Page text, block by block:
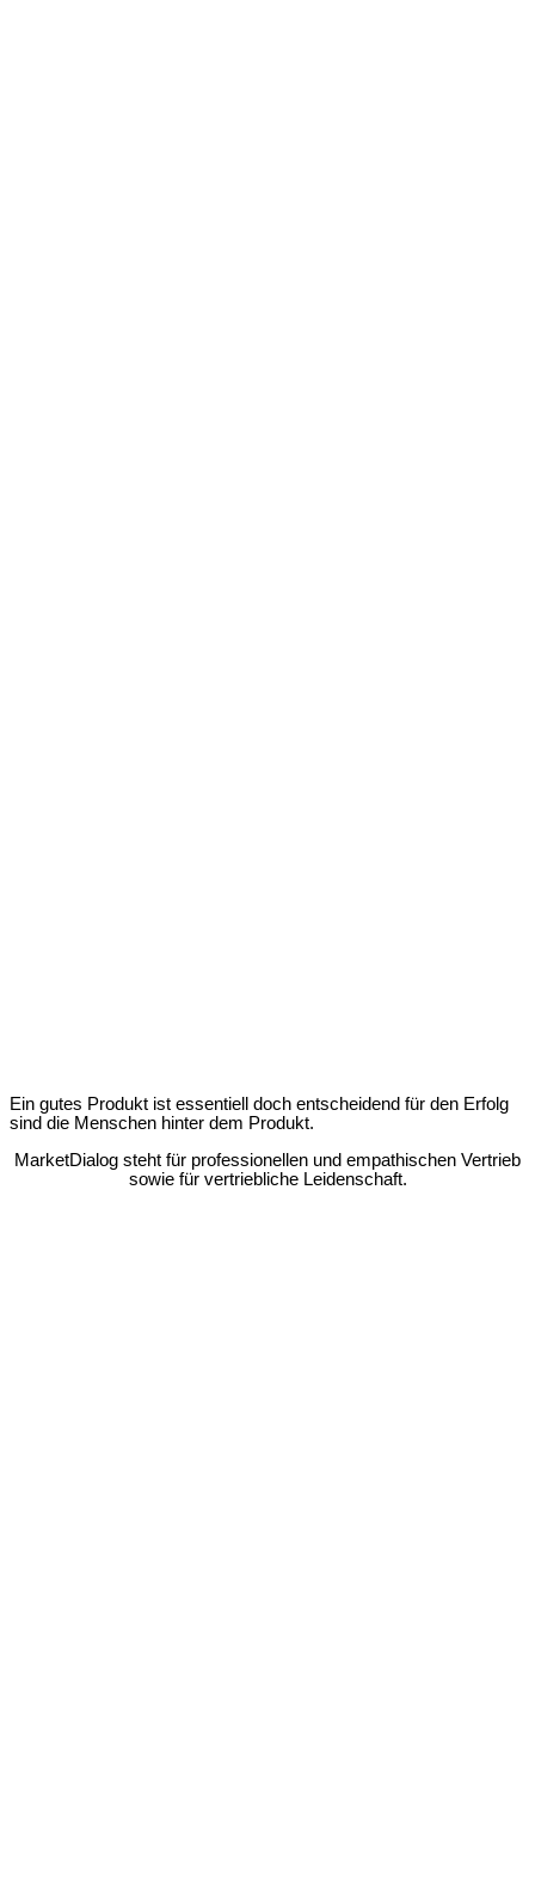
Ein gutes Produkt ist essentiell doch entscheidend für den Erfolg
sind die Menschen hinter dem Produkt.
MarketDialog steht für professionellen und empathischen Vertrieb
sowie für vertriebliche Leidenschaft.